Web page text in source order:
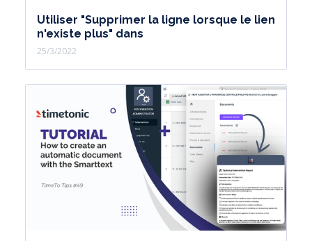
Utiliser "Supprimer la ligne lorsque le lien
n'existe plus" dans
25/3/2022